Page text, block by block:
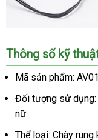
Sỉ
Máy
massage
điện
nhiều
Thông số kỹ
Mã sản phẩm: AV01
Đối tượng sử dụng:
nữ
Thể loại: Chày